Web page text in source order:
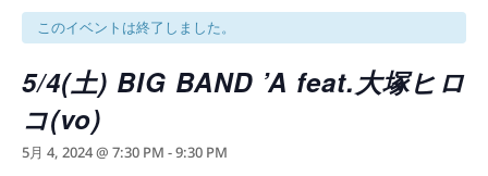
このイベントは終了しました。
5/4(土) BIG BAND ’A feat.大塚ヒロ
コ(vo)
5月 4, 2024 @ 7:30 PM -9:30 PM